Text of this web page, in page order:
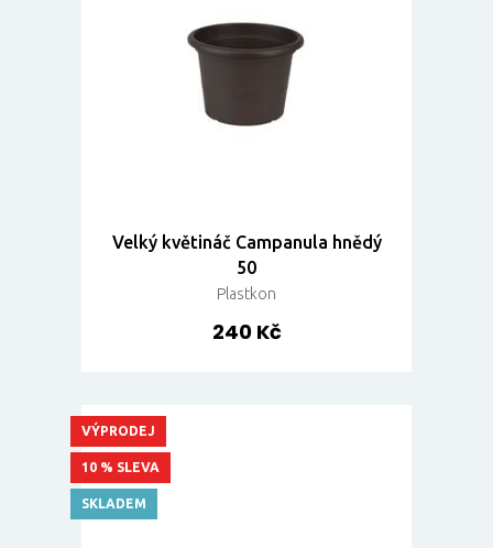
Velký květináč Campanula hnědý
50
Plastkon
240 Kč
VÝPRODEJ
10 % SLEVA
SKLADEM